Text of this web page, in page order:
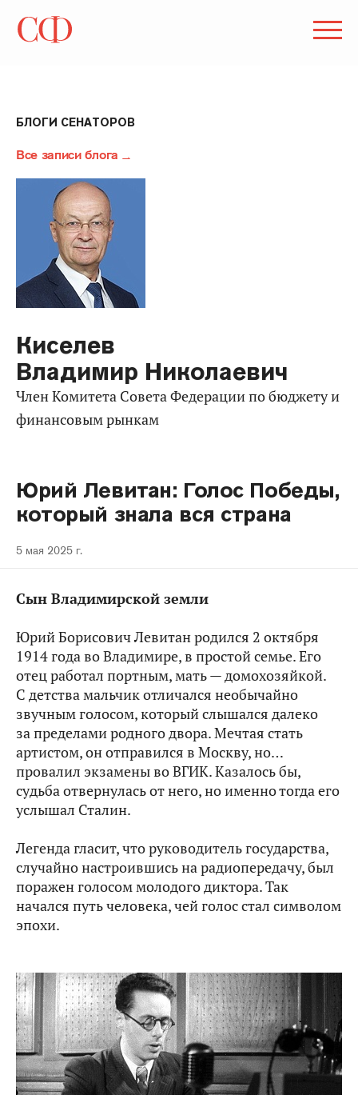
БЛОГИ СЕНАТОРОВ
Все записи блога
Киселев
Владимир Николаевич
Член Комитета Совета Федерации по бюджету и
финансовым рынкам
Юрий Левитан: Голос Победы,
который знала вся страна
5 мая 2025 г.
Сын Владимирской земли
Юрий Борисович Левитан родился 2 октября
1914 года во Владимире, в простой семье. Его
отец работал портным, мать — домохозяйкой.
С детства мальчик отличался необычайно
звучным голосом, который слышался далеко
за пределами родного двора. Мечтая стать
артистом, он отправился в Москву, но…
провалил экзамены во ВГИК. Казалось бы,
судьба отвернулась от него, но именно тогда его
услышал Сталин.
Легенда гласит, что руководитель государства,
случайно настроившись на радиопередачу, был
поражен голосом молодого диктора. Так
начался путь человека, чей голос стал символом
эпохи.